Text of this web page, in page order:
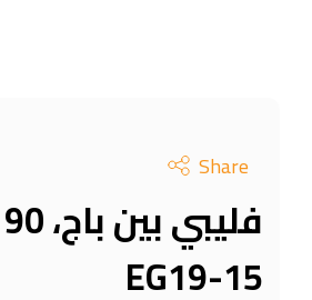
Share
EG19-15